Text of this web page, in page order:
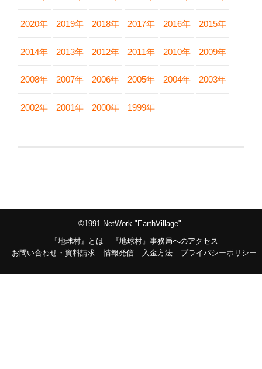
2020年 2019年 2018年 2017年 2016年 2015年
2014年 2013年 2012年 2011年 2010年 2009年
2008年 2007年 2006年 2005年 2004年 2003年
2002年 2001年 2000年 1999年
©1991 NetWork "EarthVillage".
『地球村』とは
『地球村』事務局へのアクセス
お問い合わせ・資料請求
情報発信 入金方法 プライバシーポリシー